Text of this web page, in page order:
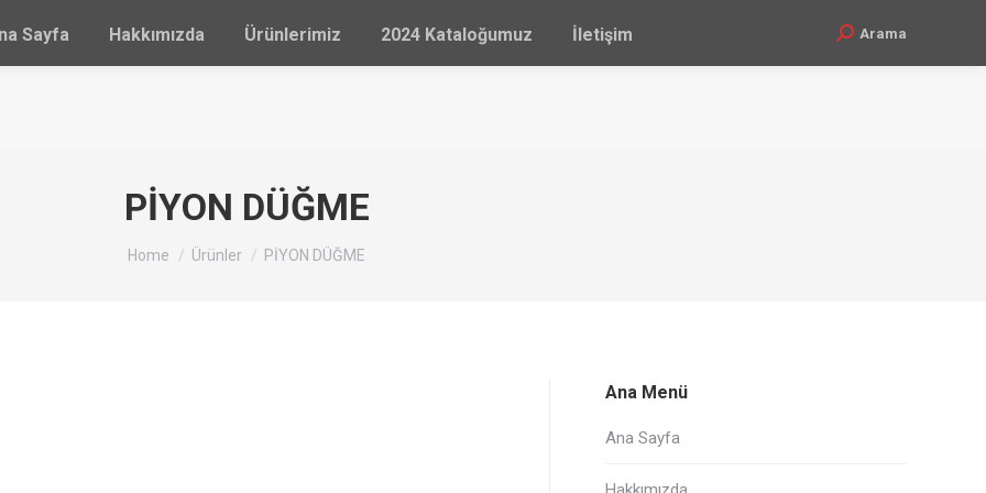
Sayfa Hakkımızda Ürünlerimiz 2024 Kataloğumuz İletişim Search:
Arama
PİYON DÜĞME
You are here:
Home Ürünler PİYON DÜĞME
Ana Menü
Ana Sayfa